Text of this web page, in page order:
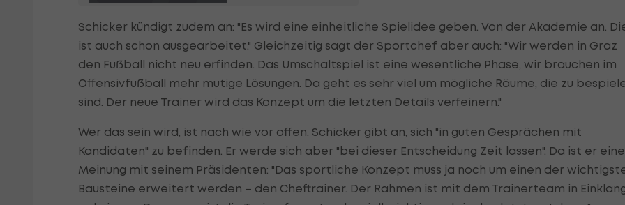
Schicker kündigt zudem an: "Es wird eine einheitliche Spielidee geben. Von der Akademie an.
ist auch schon ausgearbeitet." Gleichzeitig sagt der Sportchef aber auch: "Wir werden in Graz
den Fußball nicht neu erfinden. Das Umschaltspiel ist eine wesentliche Phase, wir brauchen im
Offensivfußball mehr mutige Lösungen. Da geht es sehr viel um mögliche Räume, die zu
sind. Der neue Trainer wird das Konzept um die letzten Details verfeinern."
Wer das sein wird, ist nach wie vor offen. Schicker gibt an, sich "in guten Gesprächen mit
Kandidaten" zu befinden. Er werde sich aber "bei dieser Entscheidung Zeit lassen". Da ist er
Meinung mit seinem Präsidenten: "Das sportliche Konzept muss ja noch um einen der
Bausteine erweitert werden – den Cheftrainer. Der Rahmen ist mit dem Trainerteam in